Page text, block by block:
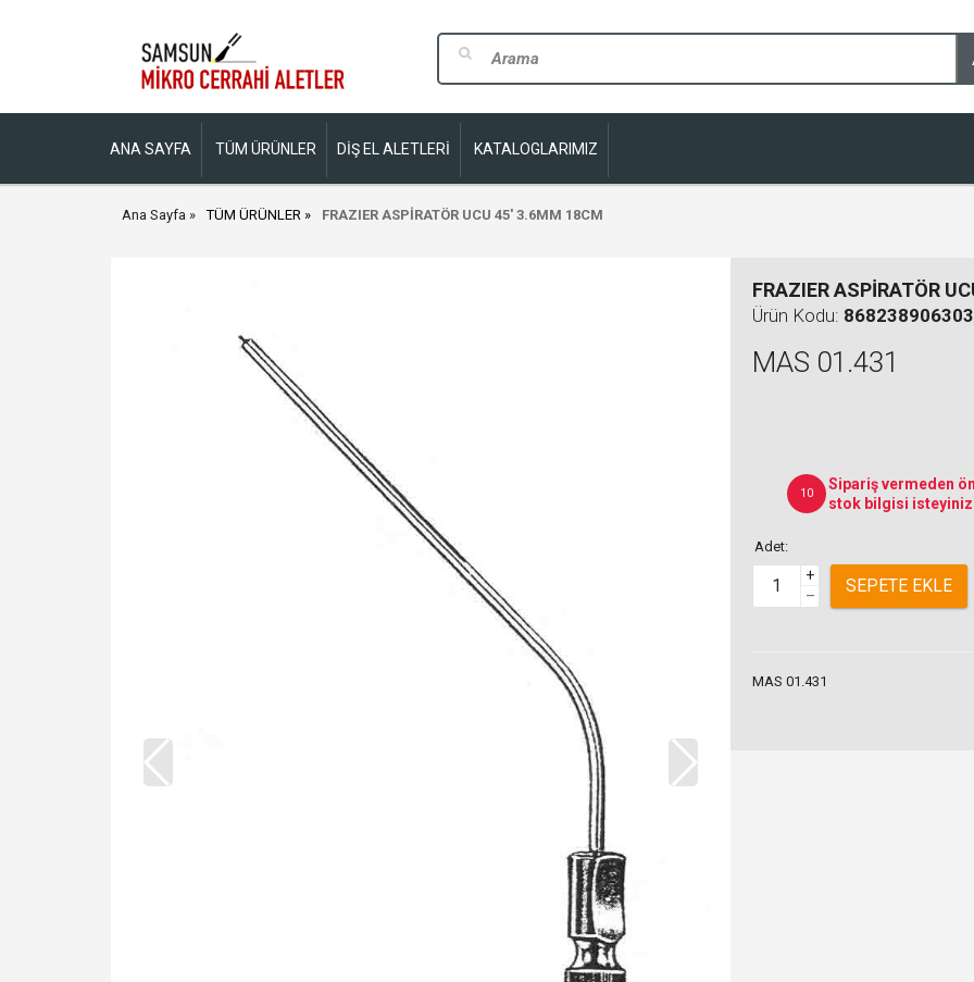
ANA SAYFA TÜM ÜRÜNLER DİŞ EL ALETLERİ KATALOGLARIMIZ
Ana Sayfa TÜM ÜRÜNLER FRAZIER ASPİRATÖR UCU 45' 3.6MM 18CM
FRAZIER ASPİRATÖR
Ürün Kodu:
MAS 01.431
10
Sipariş vermeden
stok bilgisi
Adet:
+
–
SEPETE EKLE
MAS 01.431